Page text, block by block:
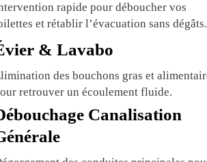
rapide pour déboucher vos
et rétablir l’évacuation sans dégâts.
& Lavabo
des bouchons gras et
retrouver un écoulement fluide.
Canalisation